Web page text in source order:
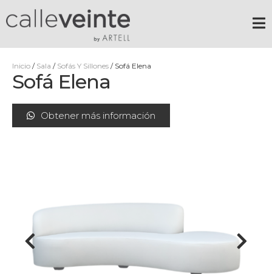
Inicio / Sala / Sofás Y Sillones / Sofá Elena
Sofá Elena
Obtener más información